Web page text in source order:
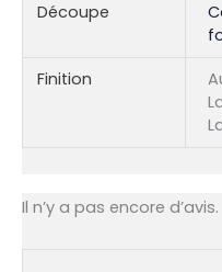
Découpe
Finition
Il n’y a pas encore d’avis.